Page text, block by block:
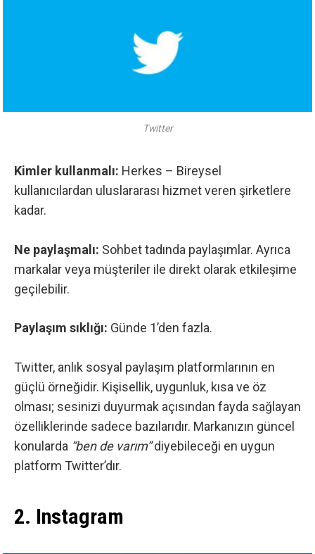
Twitter
Kimler kullanmalı: Herkes – Bireysel
kullanıcılardan uluslararası hizmet veren şirketlere
kadar.
Ne paylaşmalı: Sohbet tadında paylaşımlar. Ayrıca
markalar veya müşteriler ile direkt olarak etkileşime
geçilebilir.
Paylaşım sıklığı: Günde 1’den fazla.
Twitter, anlık sosyal paylaşım platformlarının en
güçlü örneğidir. Kişisellik, uygunluk, kısa ve öz
olması; sesinizi duyurmak açısından fayda sağlayan
özelliklerinde sadece bazılarıdır. Markanızın güncel
konularda “ben de varım”diyebileceği en uygun
platform Twitter’dır.
2. Instagram